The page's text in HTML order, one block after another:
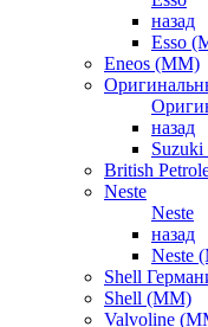
назад
Esso
Eneos (ММ)
назад
British
Neste
Neste
назад
Neste
Shell
Shell (ММ)
Valvoline